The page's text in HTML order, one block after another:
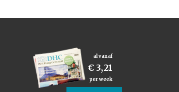
al vanaf
€ 3,21
per week